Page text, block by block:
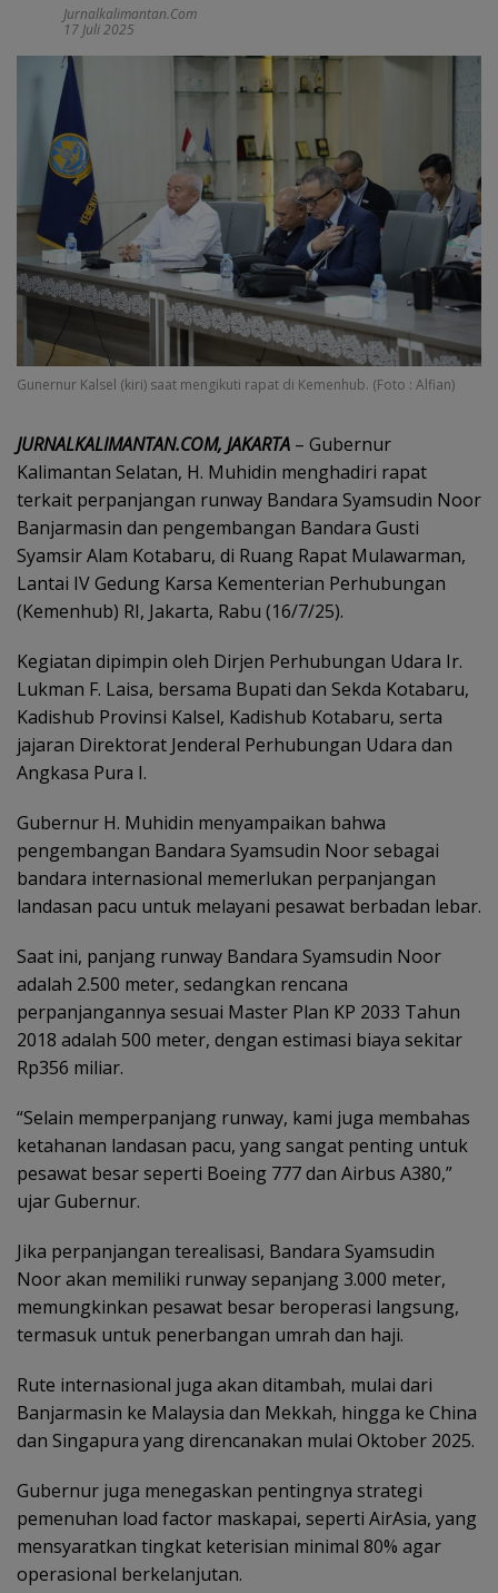
Jurnalkalimantan.com
17 Juli 2025
Gunernur Kalsel (kiri) saat mengikuti rapat di Kemenhub. (Foto : Alfian)
JURNALKALIMANTAN.COM, JAKARTA – Gubernur
Kalimantan Selatan, H. Muhidin menghadiri rapat
terkait perpanjangan runway Bandara Syamsudin Noor
Banjarmasin dan pengembangan Bandara Gusti
Syamsir Alam Kotabaru, di Ruang Rapat Mulawarman,
Lantai IV Gedung Karsa Kementerian Perhubungan
(Kemenhub) RI, Jakarta, Rabu (16/7/25).
Kegiatan dipimpin oleh Dirjen Perhubungan Udara Ir.
Lukman F. Laisa, bersama Bupati dan Sekda Kotabaru,
Kadishub Provinsi Kalsel, Kadishub Kotabaru, serta
jajaran Direktorat Jenderal Perhubungan Udara dan
Angkasa Pura I.
Gubernur H. Muhidin menyampaikan bahwa
pengembangan Bandara Syamsudin Noor sebagai
bandara internasional memerlukan perpanjangan
landasan pacu untuk melayani pesawat berbadan lebar.
Saat ini, panjang runway Bandara Syamsudin Noor
adalah 2.500 meter, sedangkan rencana
perpanjangannya sesuai Master Plan KP 2033 Tahun
2018 adalah 500 meter, dengan estimasi biaya sekitar
Rp356 miliar.
“Selain memperpanjang runway, kami juga membahas
ketahanan landasan pacu, yang sangat penting untuk
pesawat besar seperti Boeing 777 dan Airbus A380,”
ujar Gubernur.
Jika perpanjangan terealisasi, Bandara Syamsudin
Noor akan memiliki runway sepanjang 3.000 meter,
memungkinkan pesawat besar beroperasi langsung,
termasuk untuk penerbangan umrah dan haji.
Rute internasional juga akan ditambah, mulai dari
Banjarmasin ke Malaysia dan Mekkah, hingga ke China
dan Singapura yang direncanakan mulai Oktober 2025.
Gubernur juga menegaskan pentingnya strategi
pemenuhan load factor maskapai, seperti AirAsia, yang
mensyaratkan tingkat keterisian minimal 80% agar
operasional berkelanjutan.